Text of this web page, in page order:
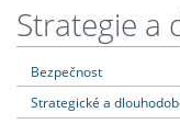
Strategie a
Bezpečnost
Strategické a